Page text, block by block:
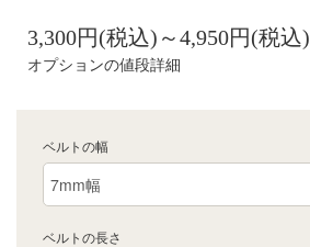
3,300円(税込)～4,950円(税込)
オプションの値段詳細
ベルトの幅
ベルトの長さ